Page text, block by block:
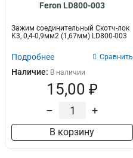
Feron LD800-003
Зажим соединительный Скотч-лок
K3, 0,4-0,9мм2 (1,67мм) LD800-003
Подробнее Сравнить
Наличие: В наличии
15,00 ₽
– +
В корзину